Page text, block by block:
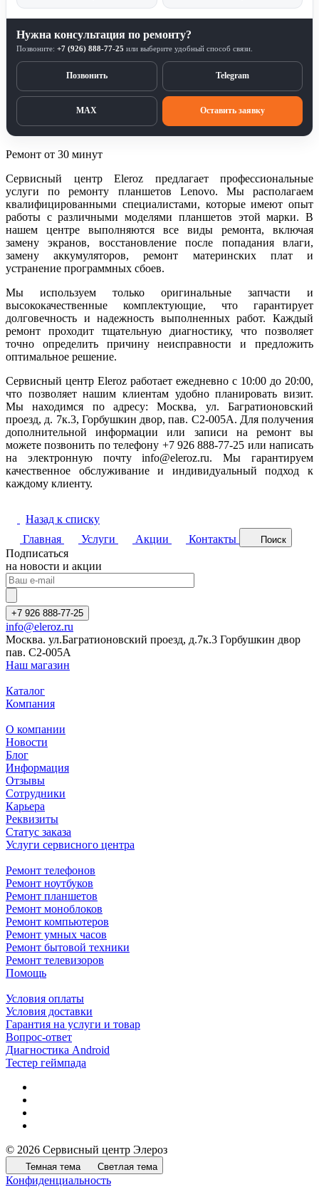
Нужна консультация по ремонту?
Позвоните: +7 (926) 888-77-25 или выберите удобный способ связи.
Позвонить Telegram
MAX Оставить заявку
Ремонт от 30 минут
Сервисный центр Eleroz предлагает профессиональные
услуги по ремонту планшетов Lenovo. Мы располагаем
квалифицированными специалистами, которые имеют опыт
работы с различными моделями планшетов этой марки. В
нашем центре выполняются все виды ремонта, включая
замену экранов, восстановление после попадания влаги,
замену аккумуляторов, ремонт материнских плат и
устранение программных сбоев.
Мы используем только оригинальные запчасти и
высококачественные комплектующие, что гарантирует
долговечность и надежность выполненных работ. Каждый
ремонт проходит тщательную диагностику, что позволяет
точно определить причину неисправности и предложить
оптимальное решение.
Сервисный центр Eleroz работает ежедневно с 10:00 до 20:00,
что позволяет нашим клиентам удобно планировать визит.
Мы находимся по адресу: Москва, ул. Багратионовский
проезд, д. 7к.3, Горбушкин двор, пав. C2-005A. Для получения
дополнительной информации или записи на ремонт вы
можете позвонить по телефону +7 926 888-77-25 или написать
на электронную почту info@eleroz.ru. Мы гарантируем
качественное обслуживание и индивидуальный подход к
каждому клиенту.
Назад к списку
Главная
Услуги Акции Контакты Поиск
Подписаться
на новости и акции
+7 926 888-77-25
info@eleroz.ru
Москва. ул.Багратионовский проезд, д.7к.3 Горбушкин двор
пав. C2-005A
Наш магазин
Каталог
Компания
О компании
Новости
Блог
Информация
Отзывы
Сотрудники
Карьера
Реквизиты
Статус заказа
Услуги сервисного центра
Ремонт телефонов
Ремонт ноутбуков
Ремонт планшетов
Ремонт моноблоков
Ремонт компьютеров
Ремонт умных часов
Ремонт бытовой техники
Ремонт телевизоров
Помощь
Условия оплаты
Условия доставки
Гарантия на услуги и товар
Вопрос-ответ
Диагностика Android
Тестер геймпада
© 2026 Сервисный центр Элероз
Темная тема Светлая тема
Конфиденциальность